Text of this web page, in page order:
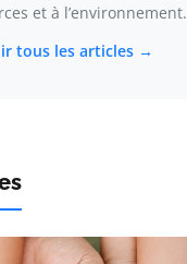
et à l’environnement.
tous les articles →